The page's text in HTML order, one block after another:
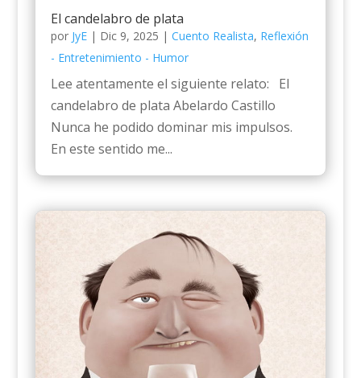
El candelabro de plata
por JyE| Dic 9, 2025 | Cuento Realista, Reflexión
- Entretenimiento - Humor
Lee atentamente el siguiente relato: El
candelabro de plata Abelardo Castillo
Nunca he podido dominar mis impulsos.
En este sentido me...